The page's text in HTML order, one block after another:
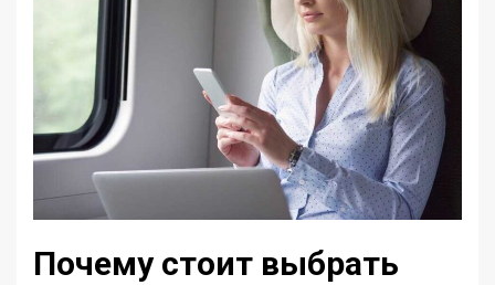
Почему стоит выбрать